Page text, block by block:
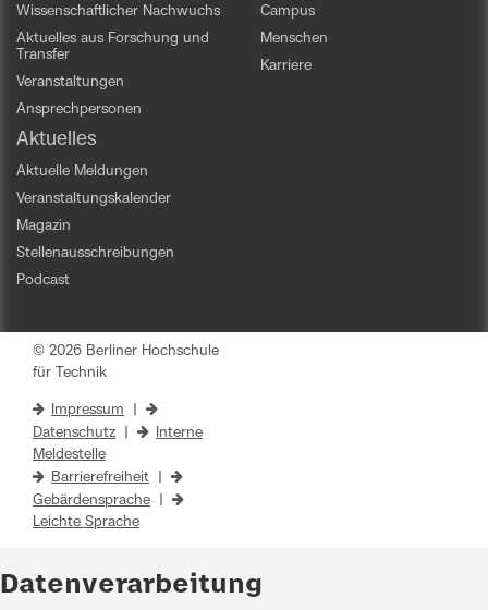
Wissenschaftlicher Nachwuchs
Aktuelles aus Forschung und
Transfer
Veranstaltungen
Ansprechpersonen
Campus
Menschen
Karriere
Aktuelles
Aktuelle Meldungen
Veranstaltungskalender
Magazin
Stellenausschreibungen
Podcast
© 2026 Berliner Hochschule
für Technik
Impressum
Datenschutz
Interne
Meldestelle
Barrierefreiheit
Gebärdensprache
Leichte Sprache
Datenverarbeitung